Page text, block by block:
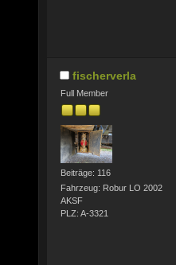
fischerverla
Full Member
Beiträge: 116
Fahrzeug: Robur LO 2002
AKSF
PLZ: A-3321